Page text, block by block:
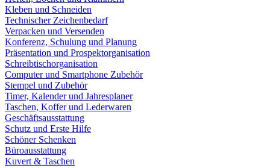
Kleben und Schneiden
Technischer Zeichenbedarf
Verpacken und Versenden
Konferenz, Schulung und Planung
Präsentation und Prospektorganisation
Schreibtischorganisation
Computer und Smartphone Zubehör
Stempel und Zubehör
Timer, Kalender und Jahresplaner
Taschen, Koffer und Lederwaren
Geschäftsausstattung
Schutz und Erste Hilfe
Schöner Schenken
Büroausstattung
Kuvert & Taschen